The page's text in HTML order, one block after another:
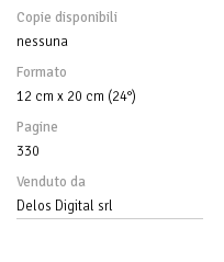
Copie disponibili
nessuna
Formato
12 cm x 20 cm (24°)
Pagine
330
Venduto da
Delos Digital srl